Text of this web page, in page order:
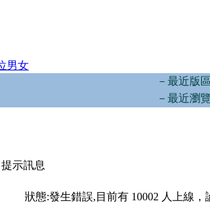
男女
－最近版
－最近瀏
示訊息
狀態:發生錯誤,目前有 10002 人上線